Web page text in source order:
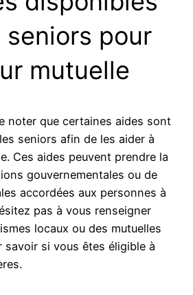
seniors pour
mutuelle
noter que certaines aides sont
seniors afin de les aider à
Ces aides peuvent prendre la
gouvernementales ou de
accordées aux personnes à
pas à vous renseigner
locaux ou des mutuelles
savoir si vous êtes éligible à